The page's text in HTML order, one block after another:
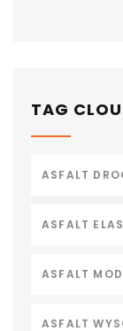
TAG
ASFALT
ASFALT
ASFALT
ASFALT